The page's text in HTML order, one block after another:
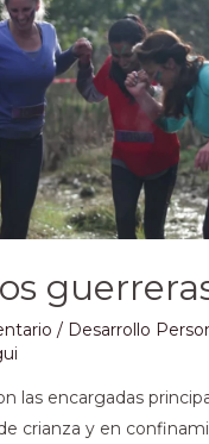
/ Desarrollo
las encargadas
crianza y en